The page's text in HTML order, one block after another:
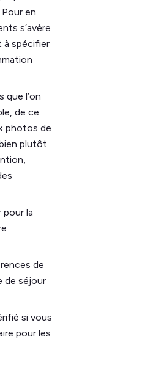
en
s’avère
à spécifier
que l’on
de ce
photos de
plutôt
la
de
de séjour
si vous
pour les